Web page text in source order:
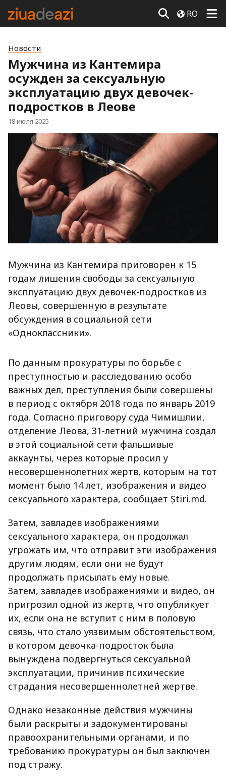
RO
Новости
Мужчина из Кантемира
осужден за сексуальную
эксплуатацию двух девочек-
подростков в Леове
18 июля 2025
Мужчина из Кантемира приговорен к 15
годам лишения свободы за сексуальную
эксплуатацию двух девочек-подростков из
Леовы, совершенную в результате
обсуждения в социальной сети
«Одноклассники».
По данным прокуратуры по борьбе с
преступностью и расследованию особо
важных дел, преступления были совершены
в период с октября 2018 года по январь 2019
года. Согласно приговору суда Чимишлии,
отделение Леова, 31-летний мужчина создал
в этой социальной сети фальшивые
аккаунты, через которые просил у
несовершеннолетних жертв, которым на тот
момент было 14 лет, изображения и видео
сексуального характера, сообщает Știri.md.
Затем, завладев изображениями
сексуального характера, он продолжал
угрожать им, что отправит эти изображения
другим людям, если они не будут
продолжать присылать ему новые.
Затем, завладев изображениями и видео, он
пригрозил одной из жертв, что опубликует
их, если она не вступит с ним в половую
связь, что стало уязвимым обстоятельством,
в котором девочка-подросток была
вынуждена подвергнуться сексуальной
эксплуатации, причинив психические
страдания несовершеннолетней жертве.
Однако незаконные действия мужчины
были раскрыты и задокументированы
правоохранительными органами, и по
требованию прокуратуры он был заключен
под стражу.